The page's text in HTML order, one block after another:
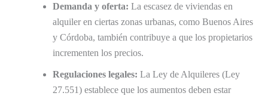
Demanda y oferta: La escasez de viviendas en
alquiler en ciertas zonas urbanas, como Buenos Aires
y Córdoba, también contribuye a que los propietarios
incrementen los precios.
Regulaciones legales: La Ley de Alquileres (Ley
27.551) establece que los aumentos deben estar